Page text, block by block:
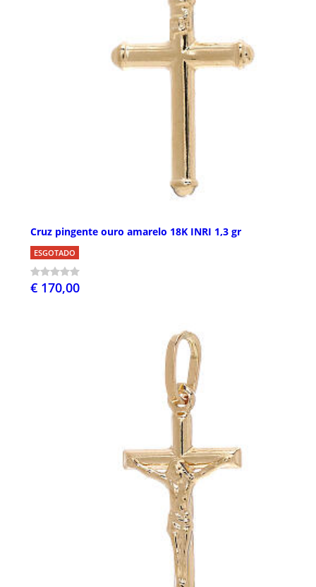
Cruz pingente ouro amarelo 18K INRI 1,3 gr
ESGOTADO
€ 170,00